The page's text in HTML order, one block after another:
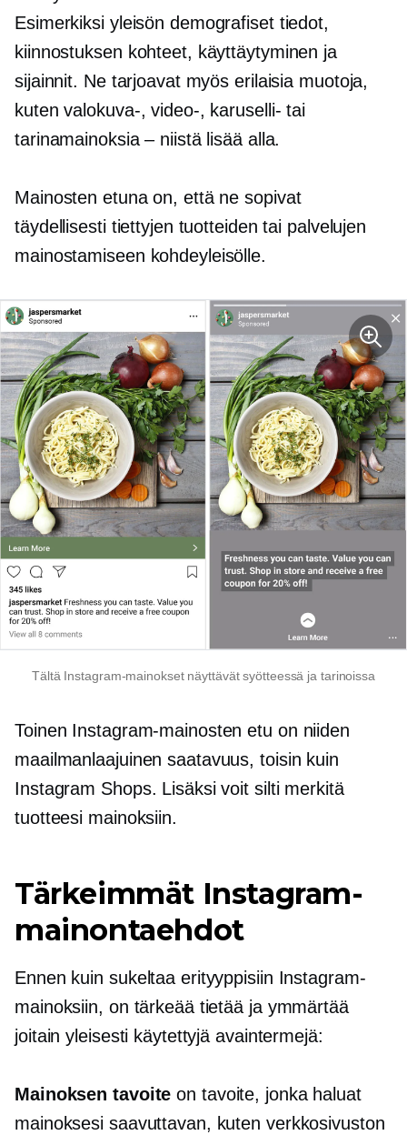
Esimerkiksi yleisön demografiset tiedot,
kiinnostuksen kohteet, käyttäytyminen ja
sijainnit. Ne tarjoavat myös erilaisia ​​muotoja,
kuten valokuva-, video-, karuselli- tai
tarinamainoksia – niistä lisää alla.
Mainosten etuna on, että ne sopivat
täydellisesti tiettyjen tuotteiden tai palvelujen
mainostamiseen kohdeyleisölle.
Tältä Instagram-mainokset näyttävät syötteessä ja tarinoissa
Toinen Instagram-mainosten etu on niiden
maailmanlaajuinen saatavuus, toisin kuin
Instagram Shops. Lisäksi voit silti merkitä
tuotteesi mainoksiin.
Tärkeimmät Instagram-
mainontaehdot
Ennen kuin sukeltaa erityyppisiin Instagram-
mainoksiin, on tärkeää tietää ja ymmärtää
joitain yleisesti käytettyjä avaintermejä:
Mainoksen tavoite on tavoite, jonka haluat
mainoksesi saavuttavan, kuten verkkosivuston